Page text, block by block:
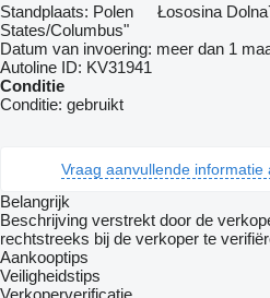
Standplaats: Polen Łososina Dolna
States/Columbus"
Datum van invoering: meer dan 1
Autoline ID: KV31941
Conditie
Conditie: gebruikt
Vraag aanvullende informatie
Belangrijk
Beschrijving verstrekt door de
rechtstreeks bij de verkoper te
Aankooptips
Veiligheidstips
Verkoperverificatie